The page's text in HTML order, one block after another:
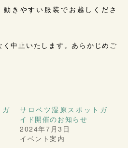
きやすい服装でお越しくださ
中止いたします。あらかじめご
ガ
サロベツ湿原スポットガ
イド開催のお知らせ
2024年7月3日
イベント案内